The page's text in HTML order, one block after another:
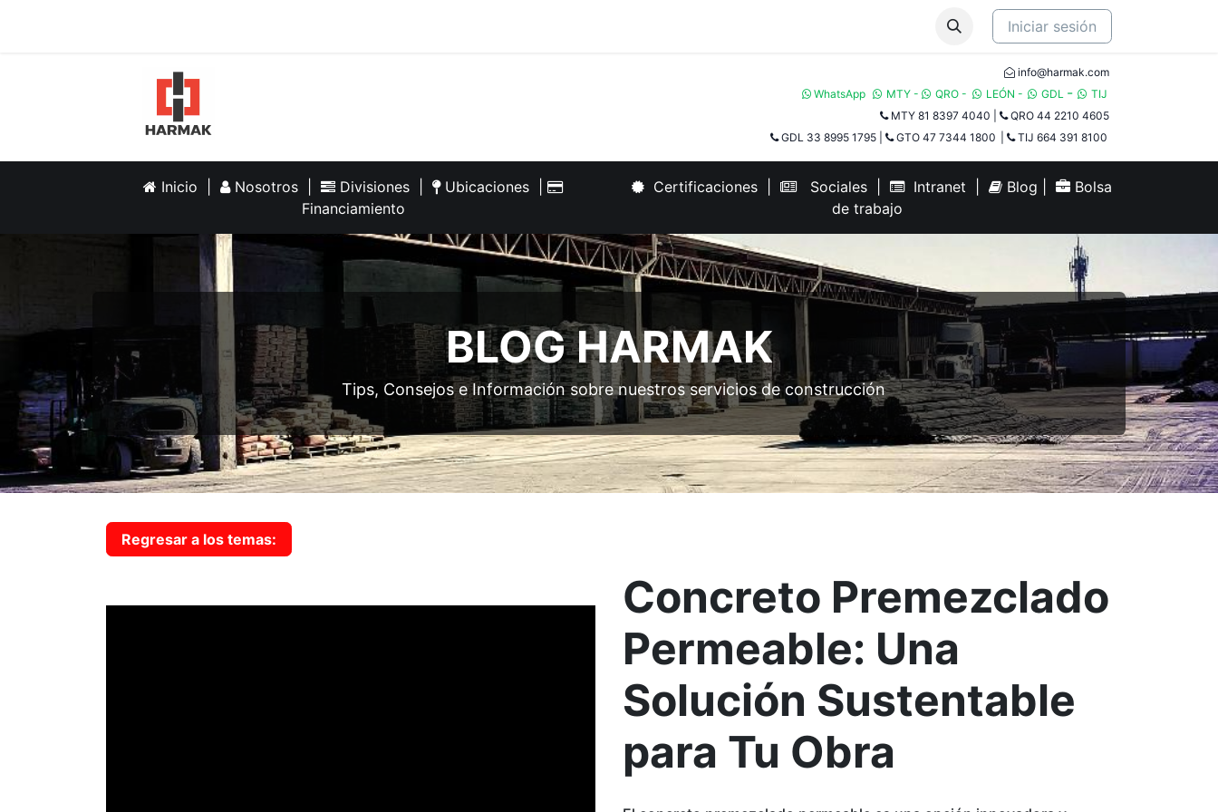
Iniciar sesión
info@harmak.com
WhatsApp
MTY - QRO - LEÓN - GDL -
TIJ​
MTY 81 8397 4040
QRO 44 2210 4605
GDL 33 8995 1795
GTO 47 7344 1800 TIJ 664 391 8100
Inicio Nosotros Divisiones Ubicaciones
Financiamiento
Certificaciones Sociales Intranet Blog
Bolsa
de trabajo
BLOG HARMAK
Tips, Consejos e Información sobre nuestros servicios de construcción
Regresar a los temas:
Concreto Premezclado
Permeable: Una
Solución Sustentable
para Tu Obra ​